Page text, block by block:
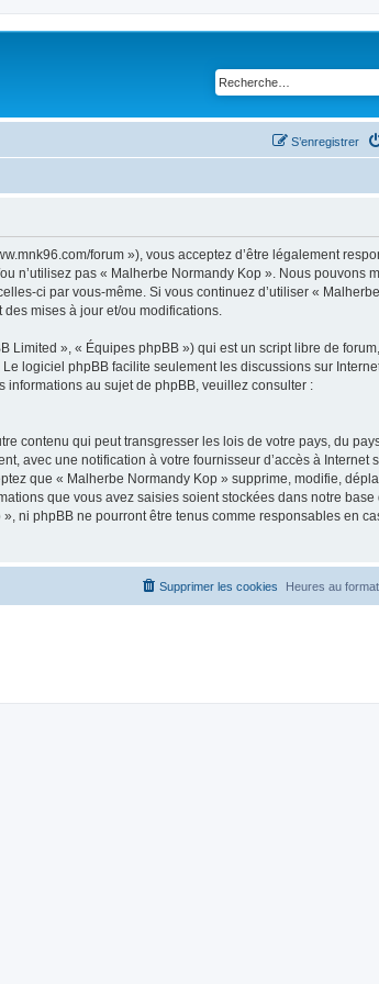
S’enregistrer
forum »), vous acceptez d’être légalement
n’utilisez pas « Malherbe Normandy Kop ». Nous pouvons
ci par vous-même. Si vous continuez d’utiliser « Malherbe
mises à jour et/ou modifications.
Limited », « Équipes phpBB ») qui est un script libre de
. Le logiciel phpBB facilite seulement les discussions sur
informations au sujet de phpBB, veuillez consulter :
contenu qui peut transgresser les lois de votre pays, du
avec une notification à votre fournisseur d’accès à Internet
que « Malherbe Normandy Kop » supprime, modifie,
que vous avez saisies soient stockées dans notre base
ni phpBB ne pourront être tenus comme responsables en
Heures au format
Supprimer les cookies